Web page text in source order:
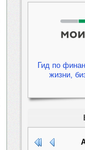
Гид по
жизни,